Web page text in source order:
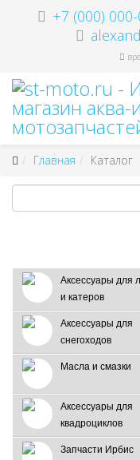
+7 (000)
Главная Каталог
Аксессуары для
и катеров
Аксессуары для
снегоходов
Масла и смазки
Аксессуары для
квадроциклов
Запчасти Ирбис